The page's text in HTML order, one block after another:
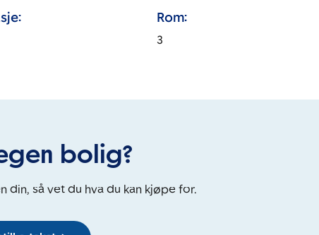
Rom:
3
bolig?
din, så vet du hva du kan kjøpe for.